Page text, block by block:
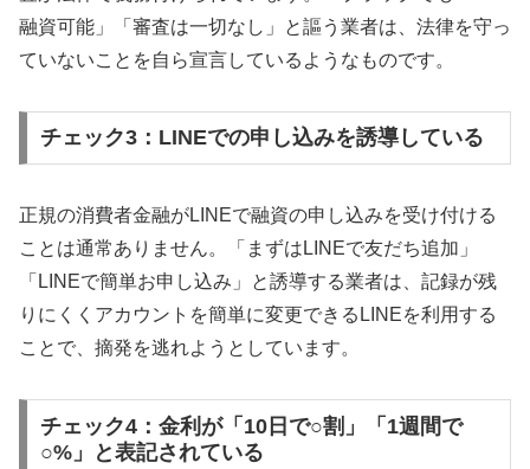
融資可能」「審査は一切なし」と謳う業者は、法律を守っ
ていないことを自ら宣言しているようなものです。
チェック3：LINEでの申し込みを誘導している
正規の消費者金融がLINEで融資の申し込みを受け付ける
ことは通常ありません。「まずはLINEで友だち追加」
「LINEで簡単お申し込み」と誘導する業者は、記録が残
りにくくアカウントを簡単に変更できるLINEを利用する
ことで、摘発を逃れようとしています。
チェック4：金利が「10日で○割」「1週間で
○%」と表記されている